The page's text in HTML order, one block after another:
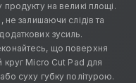
продукту на великі площі.
не залишаючи слідів та
зусиль.
що поверхня
круг Micro Cut Pad для
суху губку політурою.